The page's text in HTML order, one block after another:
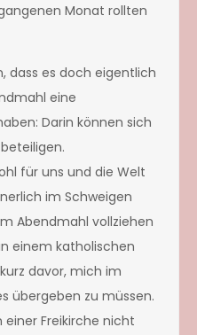
Monat rollten
dass es doch eigentlich
eine
Darin können sich
für uns und die Welt
im Schweigen
Abendmahl vollziehen
einem katholischen
davor, mich im
übergeben zu müssen.
Freikirche nicht